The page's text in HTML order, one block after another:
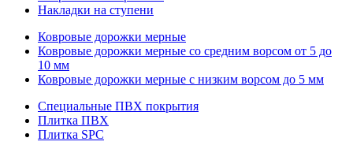
Накладки на ступени
Ковровые дорожки мерные
Ковровые дорожки мерные со средним ворсом от 5 до
10 мм
Ковровые дорожки мерные с низким ворсом до 5 мм
Специальные ПВХ покрытия
Плитка ПВХ
Плитка SPC